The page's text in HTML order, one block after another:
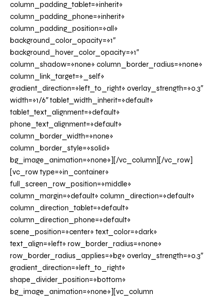
column_padding_tablet=»inherit»
column_padding_phone=»inherit»
column_padding_position=»all»
background_color_opacity=»1″
background_hover_color_opacity=»1″
column_shadow=»none» column_border_radius=»none»
column_link_target=»_self»
gradient_direction=»left_to_right» overlay_strength=»0.3″
width=»1/6″ tablet_width_inherit=»default»
tablet_text_alignment=»default»
phone_text_alignment=»default»
column_border_width=»none»
column_border_style=»solid»
bg_image_animation=»none»][/vc_column][/vc_row]
[vc_row type=»in_container»
full_screen_row_position=»middle»
column_margin=»default» column_direction=»default»
column_direction_tablet=»default»
column_direction_phone=»default»
scene_position=»center» text_color=»dark»
text_align=»left» row_border_radius=»none»
row_border_radius_applies=»bg» overlay_strength=»0.3″
gradient_direction=»left_to_right»
shape_divider_position=»bottom»
bg_image_animation=»none»][vc_column